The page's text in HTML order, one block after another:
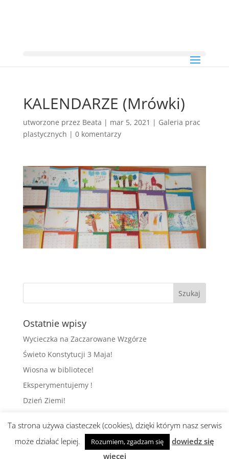
KALENDARZE (Mrówki)
utworzone przez Beata | mar 5, 2021 | Galeria prac
plastycznych | 0 komentarzy
Ostatnie wpisy
Wycieczka na Zaczarowane Wzgórze
Świeto Konstytucji 3 Maja!
Wiosna w bibliotece!
Eksperymentujemy !
Dzień Ziemi!
Realizacja i wsparcie:abami
Ta strona używa ciasteczek (cookies), dzięki którym nasz serwis
może działać lepiej.
Rozumiem, zgadzam się
dowiedz się
więcej